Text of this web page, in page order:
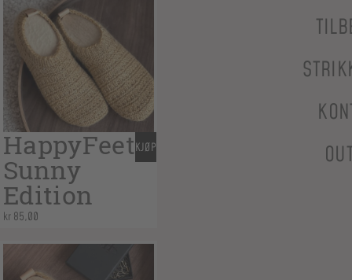
HappyFeet
Sunny
Edition
kr 85,00
KJØP